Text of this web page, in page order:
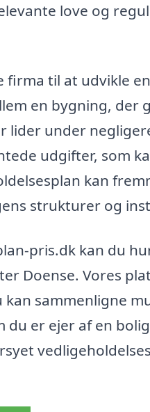
love og
firma til at udvikle
en bygning,
lider under
udgifter, som
kan
strukturer og
pris.dk kan du
Doense. Vores
sammenligne
du er ejer af en